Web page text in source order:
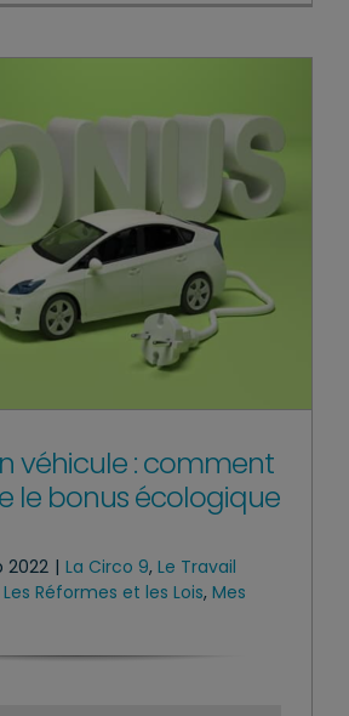
véhicule : comment
le bonus écologique
2022 | La Circo 9, Le Travail
Les Réformes et les Lois, Mes